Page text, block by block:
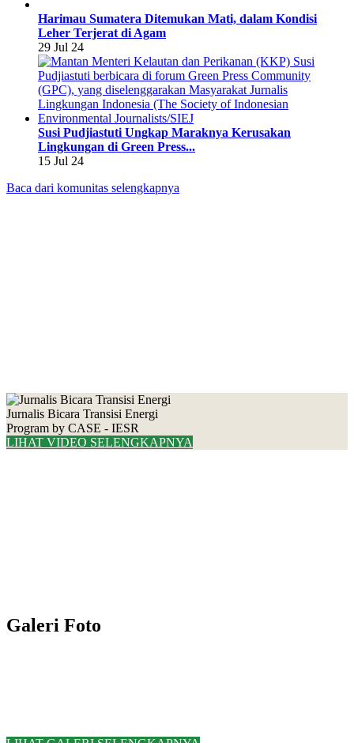
Harimau Sumatera Ditemukan Mati, dalam Kondisi
Leher Terjerat di Agam
29 Jul 24
Susi Pudjiastuti Ungkap Maraknya Kerusakan
Lingkungan di Green Press...
15 Jul 24
Baca dari komunitas selengkapnya
Jurnalis Bicara Transisi Energi
Program by CASE - IESR
LIHAT VIDEO SELENGKAPNYA
Galeri Foto